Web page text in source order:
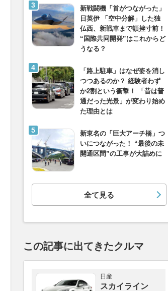
新戦闘機「首がつながった」
日英伊 「空中分解」した独
仏西、新戦車まで頓挫寸前！
“国際共同開発”はこれからど
うなる？
「路上駐車」はなぜ姿を消し
つつあるのか？ 経験者わず
か2割という衝撃！ 「昔は普
通だった光景」が変わり始め
た理由とは
新東名の「巨大アーチ橋」つ
いにつながった！ “最後の未
開通区間”の工事が大詰めに
全て見る
この記事に出てきたクルマ
日産
スカイライン